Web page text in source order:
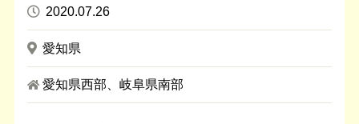
2020.07.26
愛知県
愛知県西部、岐阜県南部